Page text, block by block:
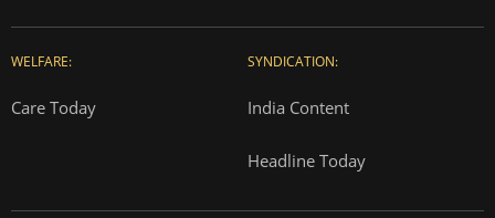
WELFARE:
Care Today
SYNDICATION:
India Content
Headline Today